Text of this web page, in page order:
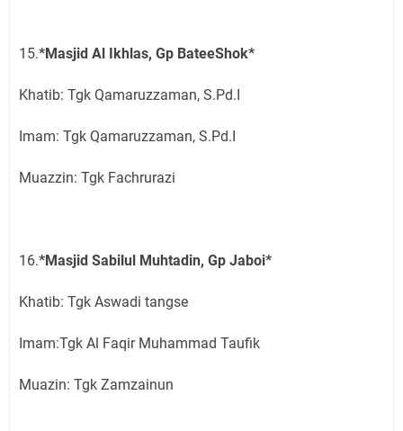
15.*Masjid Al Ikhlas, Gp BateeShok*
Khatib: Tgk Qamaruzzaman, S.Pd.I
Imam: Tgk Qamaruzzaman, S.Pd.I
Muazzin: Tgk Fachrurazi
16.*Masjid Sabilul Muhtadin, Gp Jaboi*
Khatib: Tgk Aswadi tangse
Imam:Tgk Al Faqir Muhammad Taufik
Muazin: Tgk Zamzainun